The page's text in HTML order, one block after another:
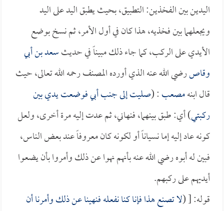
اليدين بين الفخذين: التطبيق، بحيث يطبق اليد على اليد
ويجعلهما بين فخذيه، هذا كان في أول الأمر، ثم نسخ بوضع
الأيدي على الركب، كما جاء ذلك مبيناً في حديثسعد بن أبي
وقاصرضي الله عنه الذي أورده المصنف رحمه الله تعالى، حيث
قال ابنهمصعب: (صليت إلى جنب أبي فوضعت يدي بين
ركبتي) أي: طبق بينهما، فنهاني، ثم عدت إليه مرة أخرى، ولعل
كونه عاد إليه إما نسياناً أو لكونه كان معروفاً عند بعض الناس،
فبين له أبوه رضي الله عنه بأنهم نهوا عن ذلك وأمروا بأن يضعوا
أيديهم على ركبهم.
قوله: [ (لا تصنع هذا فإنا كنا نفعله فنهينا عن ذلك وأمرنا أن